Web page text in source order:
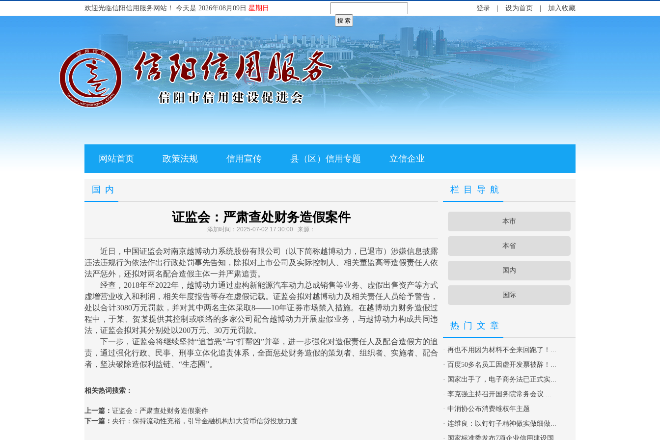
欢迎光临信阳信用服务网站！ 今天是 2026年08月09日 星期日 登录 设为首页 加入收藏
网站首页 政策法规 信用宣传 县（区）信用专题 立信企业
国内
证监会：严肃查处财务造假案件
添加时间：2025-07-02 17:30:00 来源：
近日，中国证监会对南京越博动力系统股份有限公司（以下简称越博动力，已退市）涉嫌信息披露
违法违规行为依法作出行政处罚事先告知，除拟对上市公司及实际控制人、相关董监高等造假责任人依
法严惩外，还拟对两名配合造假主体一并严肃追责。
经查，2018年至2022年，越博动力通过虚构新能源汽车动力总成销售等业务、虚假出售资产等方式
虚增营业收入和利润，相关年度报告等存在虚假记载。证监会拟对越博动力及相关责任人员给予警告，
处以合计3080万元罚款，并对其中两名主体采取8——10年证券市场禁入措施。在越博动力财务造假过
程中，于某、贺某提供其控制或联络的多家公司配合越博动力开展虚假业务，与越博动力构成共同违
法，证监会拟对其分别处以200万元、30万元罚款。
下一步，证监会将继续坚持“追首恶”与“打帮凶”并举，进一步强化对造假责任人及配合造假方的追
责，通过强化行政、民事、刑事立体化追责体系，全面惩处财务造假的策划者、组织者、实施者、配合
者，坚决破除造假利益链、“生态圈”。
相关热词搜索：
上一篇： 证监会：严肃查处财务造假案件
下一篇： 央行：保持流动性充裕，引导金融机构加大货币信贷投放力度
栏目导航
本市
本省
国内
国际
热门文章
· 再也不用因为材料不全来回跑了！...
· 百度50多名员工因虚开发票被辞！...
· 国家出手了，电子商务法已正式实...
· 李克强主持召开国务院常务会议 ...
· 中消协公布消费维权年主题
· 连维良：以钉钉子精神做实做细做...
· 国家标准委发布7项企业信用建设国...